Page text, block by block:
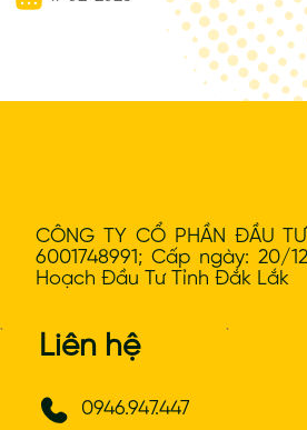
CÔNG TY CỔ PHẦN ĐẦU
6001748991; Cấp ngày: 20/
Hoạch Đầu Tư Tỉnh Đắk Lắk
` Liên hệ
0946.947.447
`